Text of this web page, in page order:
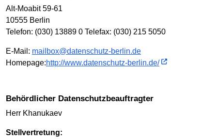
Alt-Moabit 59-61
10555 Berlin
Telefon: (030) 13889 0 Telefax: (030) 215 5050
E-Mail: mailbox@datenschutz-berlin.de
Homepage:http://www.datenschutz-berlin.de/
Behördlicher Datenschutzbeauftragter
Herr Khanukaev
Stellvertretung: